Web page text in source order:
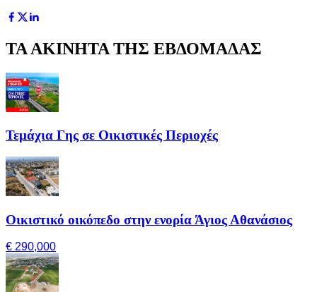
ΤΑ ΑΚΙΝΗΤΑ ΤΗΣ ΕΒΔΟΜΑΔΑΣ
Τεμάχια Γης σε Οικιστικές Περιοχές
Οικιστικό οικόπεδο στην ενορία Άγιος Αθανάσιος
€ 290,000